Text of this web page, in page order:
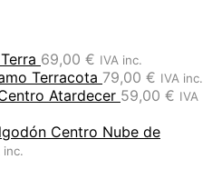
69,00 € IVA inc.
Terracota 79,00 € IVA inc.
Atardecer 59,00 € IVA
Centro Nube de
inc.